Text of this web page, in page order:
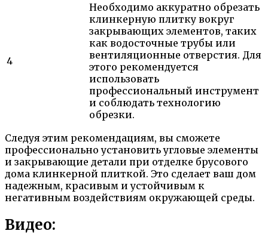
4
Необходимо аккуратно обрезать
клинкерную плитку вокруг
закрывающих элементов, таких
как водосточные трубы или
вентиляционные отверстия. Для
этого рекомендуется
использовать
профессиональный инструмент
и соблюдать технологию
обрезки.
Следуя этим рекомендациям, вы сможете
профессионально установить угловые элементы
и закрывающие детали при отделке брусового
дома клинкерной плиткой. Это сделает ваш дом
надежным, красивым и устойчивым к
негативным воздействиям окружающей среды.
Видео: